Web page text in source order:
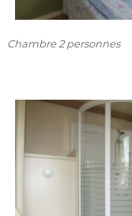
Chambre 2 personnes